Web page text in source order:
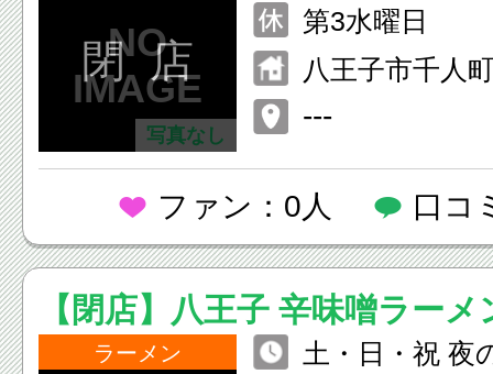
写真なし
閉 店
祝前日
第3水曜日
八王子市千人
---
ファン：0人 口コ
【閉店】八王子 辛味噌ラー
ラーメン
土・日・祝